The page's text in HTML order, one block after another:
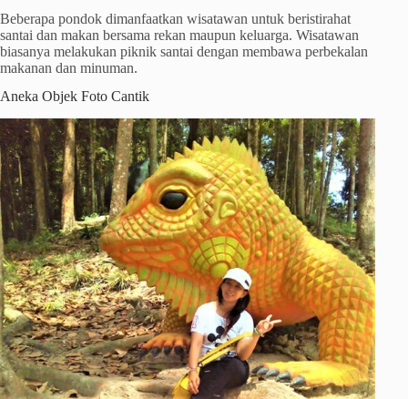
Beberapa pondok dimanfaatkan wisatawan untuk beristirahat
santai dan makan bersama rekan maupun keluarga. Wisatawan
biasanya melakukan piknik santai dengan membawa perbekalan
makanan dan minuman.
Aneka Objek Foto Cantik